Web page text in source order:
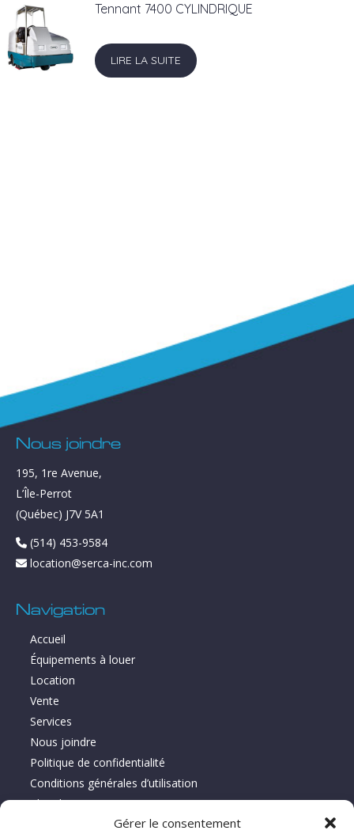
Gérer le consentement
Tennant 7400 CYLINDRIQUE
LIRE LA SUITE
Nous joindre
195, 1re Avenue,
L’Île-Perrot
(Québec) J7V 5A1
(514) 453-9584
location@serca-inc.com
Navigation
Accueil
Équipements à louer
Location
Vente
Services
Nous joindre
Politique de confidentialité
Conditions générales d’utilisation
Plan du site